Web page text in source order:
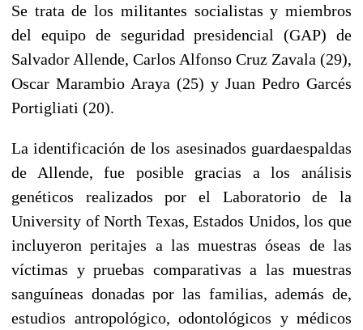
Se trata de los militantes socialistas y miembros
del equipo de seguridad presidencial (GAP) de
Salvador Allende, Carlos Alfonso Cruz Zavala (29),
Oscar Marambio Araya (25) y Juan Pedro Garcés
Portigliati (20).
La identificación de los asesinados guardaespaldas
de Allende, fue posible gracias a los análisis
genéticos realizados por el Laboratorio de la
University of North Texas, Estados Unidos, los que
incluyeron peritajes a las muestras óseas de las
víctimas y pruebas comparativas a las muestras
sanguíneas donadas por las familias, además de,
estudios antropológico, odontológicos y médicos